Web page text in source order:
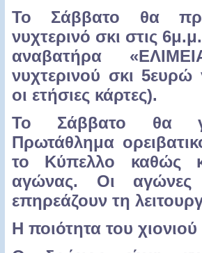
To Σάββατο θα
νυχτερινό σκι στις
αναβατήρα
νυχτερινού σκι
οι ετήσιες κάρτες).
To Σάββατο θα
Πρωτάθλημα
το Κύπελλο καθώς
αγώνας. Οι αγώνες
επηρεάζουν τη
Η ποιότητα του χιονιού